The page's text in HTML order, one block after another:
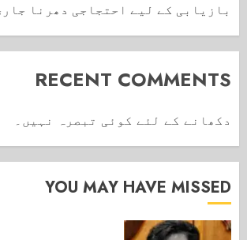
بازیابی کے لیے احتجاجی دھرنا
RECENT COMMENTS
دکھانے کے لئے کوئی تبصرہ نہیں۔
YOU MAY HAVE MISSED